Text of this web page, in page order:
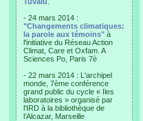
- 24 mars 2014 :
"Changements climatiques:
la parole aux témoins" à
l'initiative du Réseau Action
Climat, Care et Oxfam. A
Sciences Po, Paris 7è
- 22 mars 2014 : L'archipel
monde, 7ème conférence
grand public du cycle « Iles
laboratoires » organisé par
l'IRD à la bibliothèque de
l’Alcazar, Marseille